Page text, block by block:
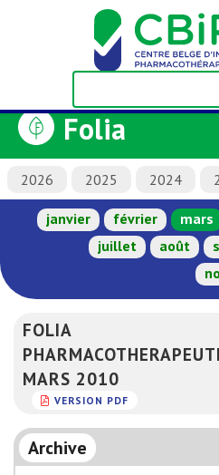
Folia
2026 2025 2024
janvier février mars
juillet
août
FOLIA
MARS 2010
VERSION PDF
Archive